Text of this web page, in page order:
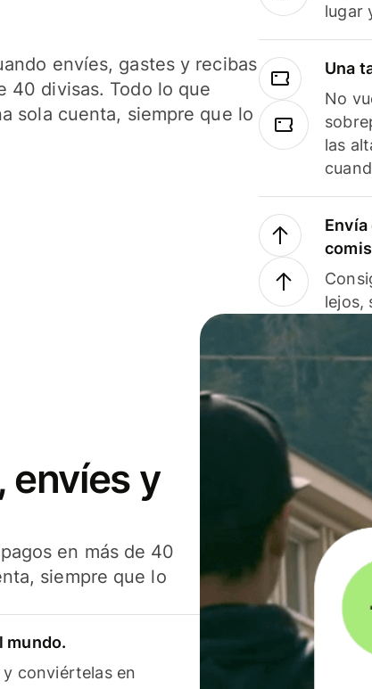
envíes, gastes y recibas
40 divisas. Todo lo que
sola cuenta, siempre que lo
lugar
Una
No
las
lejos,
envíes y
en más de 40
siempre que lo
mundo.
conviértelas en